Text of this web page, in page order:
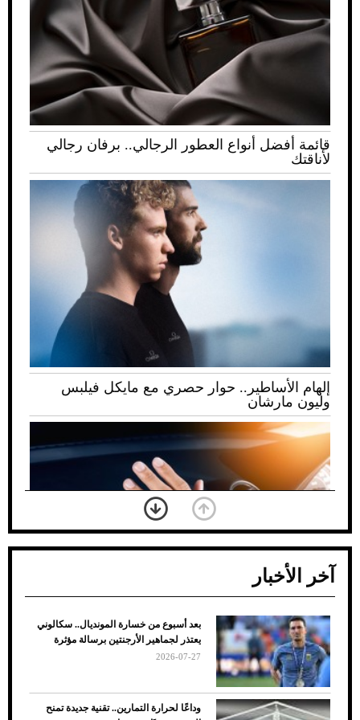
قائمة أفضل أنواع العطور الرجالي.. برفان رجالي
لأناقتك
إلهام الأساطير.. حوار حصري مع مايكل فيلبس
وليون مارشان
ضعف تبريد مكيف السيارة عند الوقوف.. أشهر
الأسباب والحلول
آخر الأخبار
بعد أسبوع من خسارة المونديال.. سكالوني
يعتذر لجماهير الأرجنتين برسالة مؤثرة
2026-07-27
وداعًا لحرارة التمارين.. تقنية جديدة تمنح